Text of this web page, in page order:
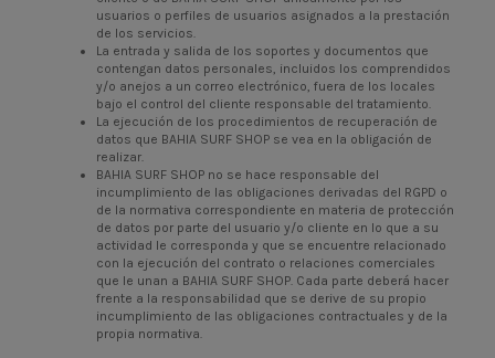
usuarios o perfiles de usuarios asignados a la prestación
de los servicios.
La entrada y salida de los soportes y documentos que
contengan datos personales, incluidos los comprendidos
y/o anejos a un correo electrónico, fuera de los locales
bajo el control del cliente responsable del tratamiento.
La ejecución de los procedimientos de recuperación de
datos que BAHIA SURF SHOP se vea en la obligación de
realizar.
BAHIA SURF SHOP no se hace responsable del
incumplimiento de las obligaciones derivadas del RGPD o
de la normativa correspondiente en materia de protección
de datos por parte del usuario y/o cliente en lo que a su
actividad le corresponda y que se encuentre relacionado
con la ejecución del contrato o relaciones comerciales
que le unan a BAHIA SURF SHOP. Cada parte deberá hacer
frente a la responsabilidad que se derive de su propio
incumplimiento de las obligaciones contractuales y de la
propia normativa.